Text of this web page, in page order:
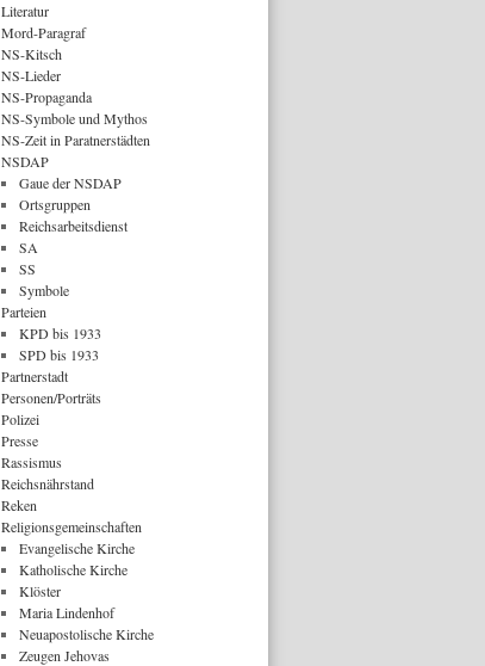
Literatur
Mord-Paragraf
NS-Kitsch
NS-Lieder
NS-Propaganda
NS-Symbole und Mythos
NS-Zeit in Paratnerstädten
NSDAP
Gaue der NSDAP
Ortsgruppen
Reichsarbeitsdienst
SA
SS
Symbole
Parteien
KPD bis 1933
SPD bis 1933
Partnerstadt
Personen/Porträts
Polizei
Presse
Rassismus
Reichsnährstand
Reken
Religionsgemeinschaften
Evangelische Kirche
Katholische Kirche
Klöster
Maria Lindenhof
Neuapostolische Kirche
Zeugen Jehovas